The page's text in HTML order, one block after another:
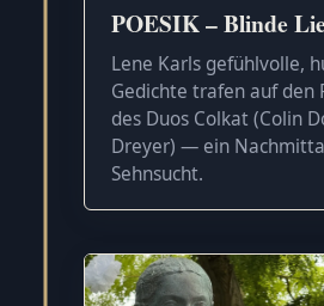
POESIK – Blinde
Lene Karls gefühlvolle,
Gedichte trafen auf den
des Duos Colkat (Colin
Dreyer) — ein
Sehnsucht.